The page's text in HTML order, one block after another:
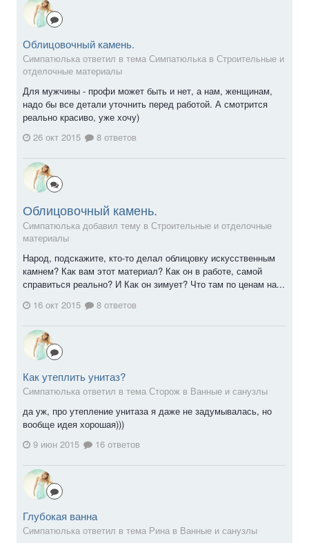
Облицовочный камень.
Симпатюлька ответил в тема Симпатюлька в Строительные и
отделочные материалы
Для мужчины - профи может быть и нет, а нам, женщинам,
надо бы все детали уточнить перед работой. А смотрится
реально красиво, уже хочу)
26 окт 2015
8 ответов
Облицовочный камень.
Симпатюлька добавил тему в Строительные и отделочные
материалы
Народ, подскажите, кто-то делал облицовку искусственным
камнем? Как вам этот материал? Как он в работе, самой
справиться реально? И Как он зимует? Что там по ценам на...
16 окт 2015
8 ответов
Как утеплить унитаз?
Симпатюлька ответил в тема Сторож в Ванные и санузлы
да уж, про утепление унитаза я даже не задумывалась, но
вообще идея хорошая)))
9 июн 2015
16 ответов
Глубокая ванна
Симпатюлька ответил в тема Рина в Ванные и санузлы